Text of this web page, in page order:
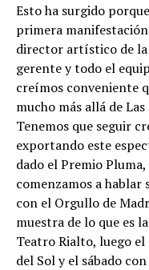
Esto ha surgido
primera
director artístico de la
gerente y todo el
creímos conveniente
mucho más allá de
Tenemos que seguir
exportando este
dado el Premio
comenzamos a
con el Orgullo de
muestra de lo que es
Teatro Rialto, luego
del Sol y el sábado